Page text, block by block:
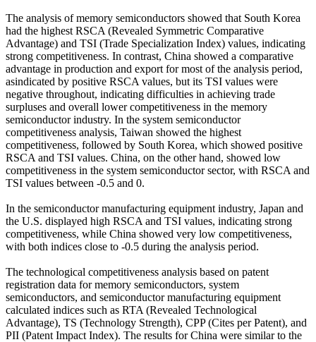
The analysis of memory semiconductors showed that South Korea
had the highest RSCA (Revealed Symmetric Comparative
Advantage) and TSI (Trade Specialization Index) values, indicating
strong competitiveness. In contrast, China showed a comparative
advantage in production and export for most of the analysis period,
asindicated by positive RSCA values, but its TSI values were
negative throughout, indicating difficulties in achieving trade
surpluses and overall lower competitiveness in the memory
semiconductor industry. In the system semiconductor
competitiveness analysis, Taiwan showed the highest
competitiveness, followed by South Korea, which showed positive
RSCA and TSI values. China, on the other hand, showed low
competitiveness in the system semiconductor sector, with RSCA and
TSI values between -0.5 and 0.
In the semiconductor manufacturing equipment industry, Japan and
the U.S. displayed high RSCA and TSI values, indicating strong
competitiveness, while China showed very low competitiveness,
with both indices close to -0.5 during the analysis period.
The technological competitiveness analysis based on patent
registration data for memory semiconductors, system
semiconductors, and semiconductor manufacturing equipment
calculated indices such as RTA (Revealed Technological
Advantage), TS (Technology Strength), CPP (Cites per Patent), and
PII (Patent Impact Index). The results for China were similar to the